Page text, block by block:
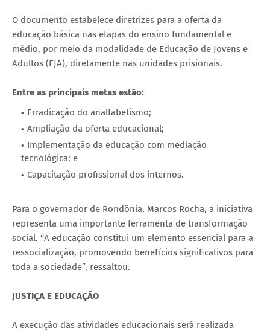
O documento estabelece diretrizes para a oferta da
educação básica nas etapas do ensino fundamental e
médio, por meio da modalidade de Educação de Jovens e
Adultos (EJA), diretamente nas unidades prisionais.
Entre as principais metas estão:
Erradicação do analfabetismo;
Ampliação da oferta educacional;
Implementação da educação com mediação
tecnológica; e
Capacitação profissional dos internos.
Para o governador de Rondônia, Marcos Rocha, a iniciativa
representa uma importante ferramenta de transformação
social. “A educação constitui um elemento essencial para a
ressocialização, promovendo benefícios significativos para
toda a sociedade”, ressaltou.
JUSTIÇA E EDUCAÇÃO
A execução das atividades educacionais será realizada